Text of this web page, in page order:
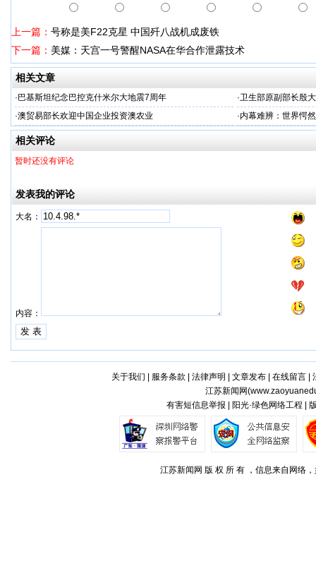
上一篇： 号称是美F22克星 中国歼八战机成废铁
下一篇： 美媒：天宫一号警醒NASA在华合作泄露技术
相关文章
· 巴基斯坦纪念巴控克什米尔大地震7周年 ·卫生部原副部长殷
·澳贸易部长欢迎中国企业投资澳农业 ·内幕难辨：世界愕
相关评论
暂时还没有评论
发表我的评论
大名：
内容：
关于我们 服务条款 法律声明 文章发布| 在线留言|
江苏新闻网(
有害短信息举报 | 阳光·绿色网络工程 |
江苏新闻网 版 权 所 有 ，信息来自网络